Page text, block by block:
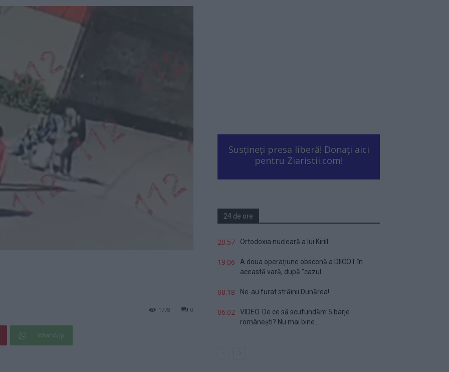
0
1778
WhatsApp
Susțineți presa liberă! Donați aici
pentru Ziaristii.com!
24 de ore
20.57 Ortodoxia nucleară a lui Kirill
19.06
A doua operațiune obscenă a DIICOT în
această vară, după ”cazul...
08.18 Ne-au furat străinii Dunărea!
06.02
VIDEO. De ce să scufundăm 5 barje
românești? Nu mai bine...